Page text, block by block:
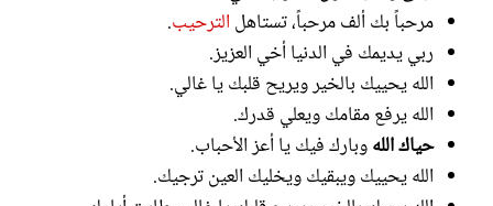
مرحباً بك ألف مرحباً، تستاهل الترحيب.
ربي يديمك في الدنيا أخي العزيز.
الله يحييك بالخير ويريح قلبك يا غالي.
الله يرفع مقامك ويعلي قدرك.
حياك اللهوبارك فيك يا أعز الأحباب.
الله يحييك ويبقيك ويخليك العين ترجيك.